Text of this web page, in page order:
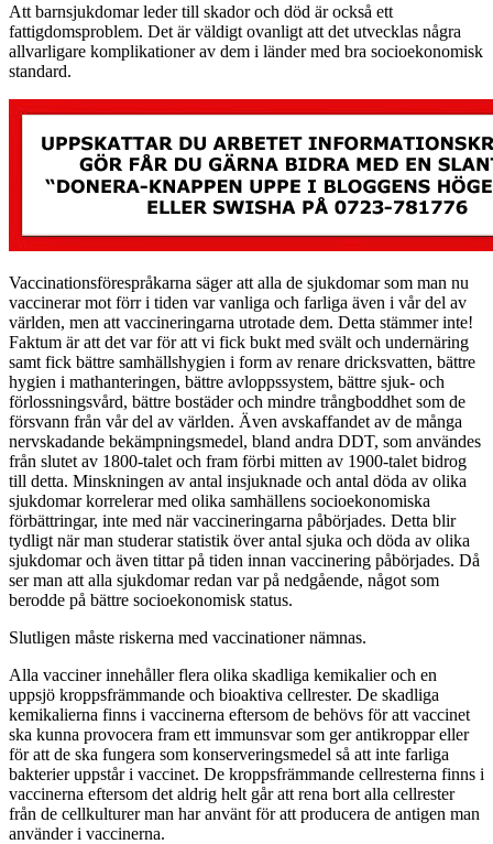
Att barnsjukdomar leder till skador och död är också ett
fattigdomsproblem. Det är väldigt ovanligt att det utvecklas några
allvarligare komplikationer av dem i länder med bra socioekonomisk
standard.
Vaccinationsförespråkarna säger att alla de sjukdomar som man nu
vaccinerar mot förr i tiden var vanliga och farliga även i vår del av
världen, men att vaccineringarna utrotade dem. Detta stämmer inte!
Faktum är att det var för att vi fick bukt med svält och undernäring
samt fick bättre samhällshygien i form av renare dricksvatten, bättre
hygien i mathanteringen, bättre avloppssystem, bättre sjuk- och
förlossningsvård, bättre bostäder och mindre trångboddhet som de
försvann från vår del av världen. Även avskaffandet av de många
nervskadande bekämpningsmedel, bland andra DDT, som användes
från slutet av 1800-talet och fram förbi mitten av 1900-talet bidrog
till detta. Minskningen av antal insjuknade och antal döda av olika
sjukdomar korrelerar med olika samhällens socioekonomiska
förbättringar, inte med när vaccineringarna påbörjades. Detta blir
tydligt när man studerar statistik över antal sjuka och döda av olika
sjukdomar och även tittar på tiden innan vaccinering påbörjades. Då
ser man att alla sjukdomar redan var på nedgående, något som
berodde på bättre socioekonomisk status.
Slutligen måste riskerna med vaccinationer nämnas.
Alla vacciner innehåller flera olika skadliga kemikalier och en
uppsjö kroppsfrämmande och bioaktiva cellrester. De skadliga
kemikalierna finns i vaccinerna eftersom de behövs för att vaccinet
ska kunna provocera fram ett immunsvar som ger antikroppar eller
för att de ska fungera som konserveringsmedel så att inte farliga
bakterier uppstår i vaccinet. De kroppsfrämmande cellresterna finns i
vaccinerna eftersom det aldrig helt går att rena bort alla cellrester
från de cellkulturer man har använt för att producera de antigen man
använder i vaccinerna.